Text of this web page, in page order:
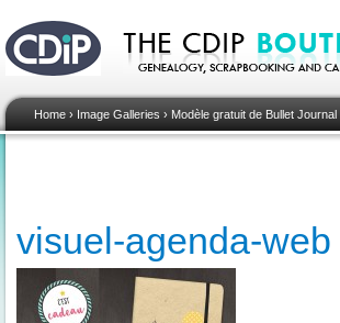
Home › Image Galleries › Modèle gratuit de Bullet Journal
visuel-agenda-web